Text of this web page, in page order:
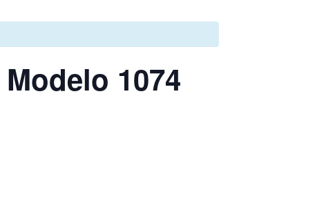
1074